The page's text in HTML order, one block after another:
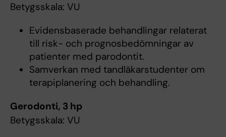
Betygsskala: VU
Evidensbaserade behandlingar relaterat
till risk- och prognosbedömningar av
patienter med parodontit.
Samverkan med tandläkarstudenter om
terapiplanering och behandling.
Gerodonti, 3 hp
Betygsskala: VU